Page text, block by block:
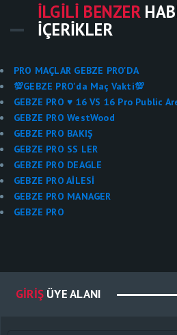
İLGILI BENZER
İÇERIKLER
PRO MAÇLAR GEBZE PRO'DA
💯GEBZE PRO'da Maç Vakti💯
GEBZE PRO ♥ 16 VS 16 Pro Public
GEBZE PRO WestWood
GEBZE PRO BAKIŞ
GEBZE PRO SS LER
GEBZE PRO DEAGLE
GEBZE PRO AİLESİ
GEBZE PRO MANAGER
GEBZE PRO
GIRIŞ ÜYE ALANI